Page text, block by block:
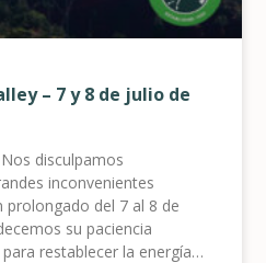
– 7 y 8 de julio de
disculpamos
inconvenientes
prolongado del 7 al 8 de
su paciencia
restablecer la energía